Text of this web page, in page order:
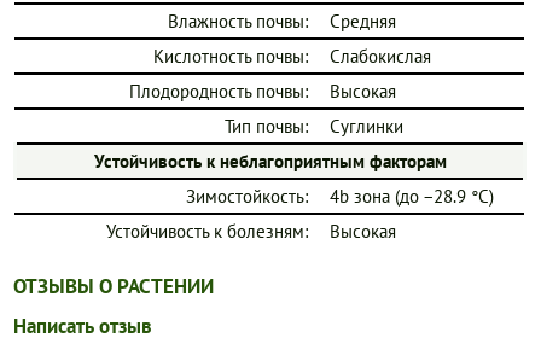
Влажность почвы:
Средняя
Кислотность почвы:
Слабокислая
Плодородность почвы:
Высокая
Тип почвы:
Суглинки
Устойчивость к неблагоприятным факторам
Зимостойкость:
4b зона (до −28.9 °C)
Устойчивость к болезням:
Высокая
ОТЗЫВЫ О РАСТЕНИИ
Написать отзыв